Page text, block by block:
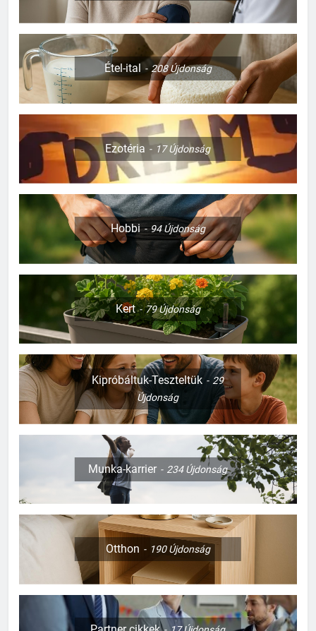
Étel-ital 208Újdonság
Ezotéria 17Újdonság
Hobbi 94Újdonság
Kert 79Újdonság
Kipróbáltuk-Teszteltük
29
Újdonság
Munka-karrier 234Újdonság
Otthon 190Újdonság